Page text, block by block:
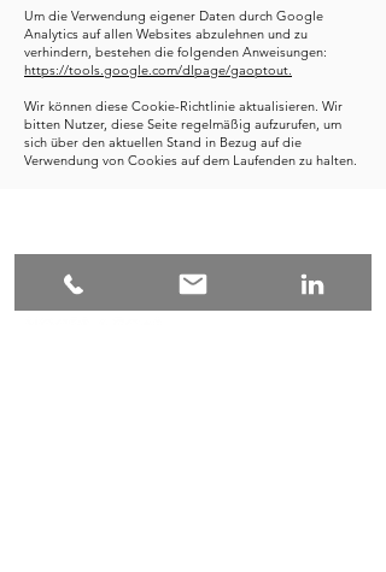
Um die Verwendung eigener Daten durch Google
Analytics auf allen Websites abzulehnen und zu
verhindern, bestehen die folgenden Anweisungen:
https://tools.google.com/dlpage/gaoptout.
Wir können diese Cookie-Richtlinie aktualisieren. Wir
bitten Nutzer, diese Seite regelmäßig aufzurufen, um
sich über den aktuellen Stand in Bezug auf die
Verwendung von Cookies auf dem Laufenden zu halten.